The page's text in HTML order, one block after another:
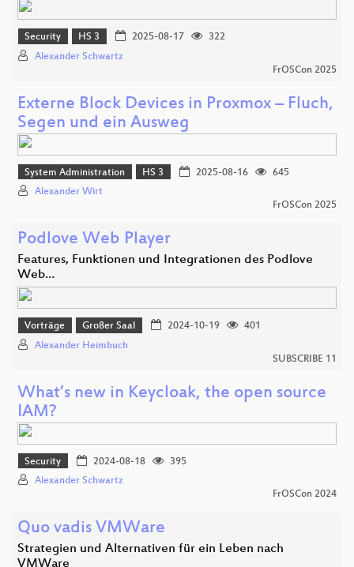
Security HS 3 2025-08-17
322
Alexander Schwartz
FrOSCon 2025
Externe Block Devices in Proxmox – Fluch,
Segen und ein Ausweg
System Administration HS 3 2025-08-16
645
Alexander Wirt
FrOSCon 2025
Podlove Web Player
Features, Funktionen und Integrationen des Podlove
Web…
Vorträge Großer Saal 2024-10-19
401
Alexander Heimbuch
SUBSCRIBE 11
What’s new in Keycloak, the open source
IAM?
Security 2024-08-18
395
Alexander Schwartz
FrOSCon 2024
Quo vadis VMWare
Strategien und Alternativen für ein Leben nach